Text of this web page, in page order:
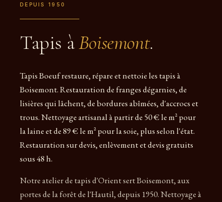
DEPUIS 1950
Tapis àBoisemont.
Tapis Boeuf restaure, répare et nettoie les tapis à
Boisemont. Restauration de franges dégarnies, de
lisières qui lâchent, de bordures abîmées, d'accrocs et
trous. Nettoyage artisanal à partir de 50 € le m² pour
la laine et de 89 € le m² pour la soie, plus selon l'état.
Restauration sur devis, enlèvement et devis gratuits
sous 48 h.
Notre atelier de tapis d'Orient sert Boisemont, aux
portes de la forêt de l'Hautil, depuis 1950. Nettoyage à